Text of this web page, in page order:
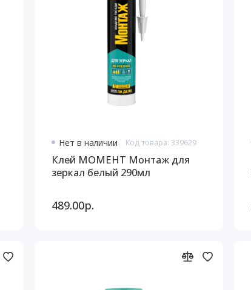
Нет в наличии Код товара: 339629
Клей МОМЕНТ Монтаж для
зеркал белый 290мл
489.00р.